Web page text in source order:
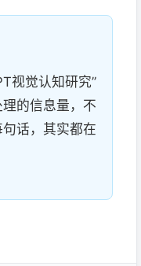
视觉认知研究”
的信息量，不
话，其实都在